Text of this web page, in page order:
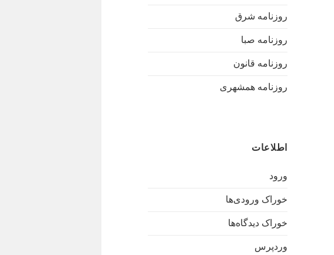
روزنامه شرق
روزنامه صبا
روزنامه قانون
روزنامه همشهری
اطلاعات
ورود
خوراک ورودی‌ها
خوراک دیدگاه‌ها
وردپرس